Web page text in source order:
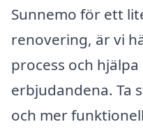
Sunnemo för ett
renovering, är vi
process och
erbjudandena. Ta
och mer